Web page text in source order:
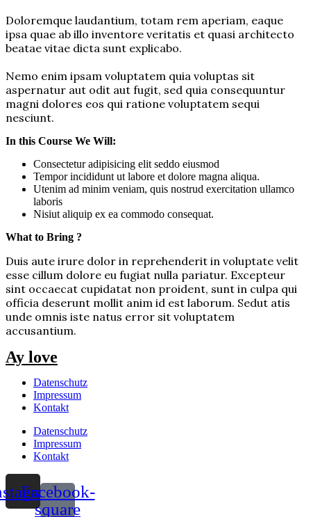
Doloremque laudantium, totam rem aperiam, eaque
ipsa quae ab illo inventore veritatis et quasi architecto
beatae vitae dicta sunt explicabo.
Nemo enim ipsam voluptatem quia voluptas sit
aspernatur aut odit aut fugit, sed quia consequuntur
magni dolores eos qui ratione voluptatem sequi
nesciunt.
In this Course We Will:​
Consectetur adipisicing elit seddo eiusmod
Tempor incididunt ut labore et dolore magna aliqua.
Utenim ad minim veniam, quis nostrud exercitation ullamco
laboris
Nisiut aliquip ex ea commodo consequat.
What to Bring ?
Duis aute irure dolor in reprehenderit in voluptate velit
esse cillum dolore eu fugiat nulla pariatur. Excepteur
sint occaecat cupidatat non proident, sunt in culpa qui
officia deserunt mollit anim id est laborum. Sedut atis
unde omnis iste natus error sit voluptatem
accusantium.
Ay love
Datenschutz
Impressum
Kontakt
Datenschutz
Impressum
Kontakt
Facebook-
square